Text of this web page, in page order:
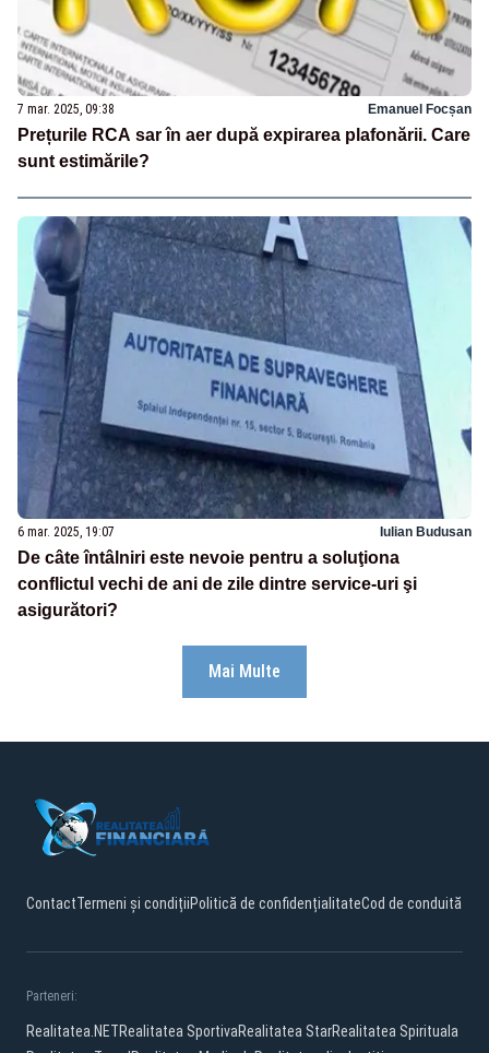
7 mar. 2025, 09:38 Emanuel Focșan
Prețurile RCA sar în aer după expirarea plafonării. Care
sunt estimările?
6 mar. 2025, 19:07 Iulian Budusan
De câte întâlniri este nevoie pentru a soluţiona
conflictul vechi de ani de zile dintre service-uri şi
asigurători?
Mai Multe
ContactTermeni și condițiiPolitică de confidențialitateCod de conduită
Parteneri:
Realitatea.NETRealitatea SportivaRealitatea StarRealitatea Spirituala